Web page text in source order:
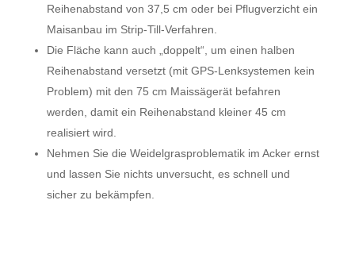
Reihenabstand von 37,5 cm oder bei Pflugverzicht ein
Maisanbau im Strip-Till-Verfahren.
Die Fläche kann auch „doppelt“, um einen halben
Reihenabstand versetzt (mit GPS-Lenksystemen kein
Problem) mit den 75 cm Maissägerät befahren
werden, damit ein Reihenabstand kleiner 45 cm
realisiert wird.
Nehmen Sie die Weidelgrasproblematik im Acker ernst
und lassen Sie nichts unversucht, es schnell und
sicher zu bekämpfen.